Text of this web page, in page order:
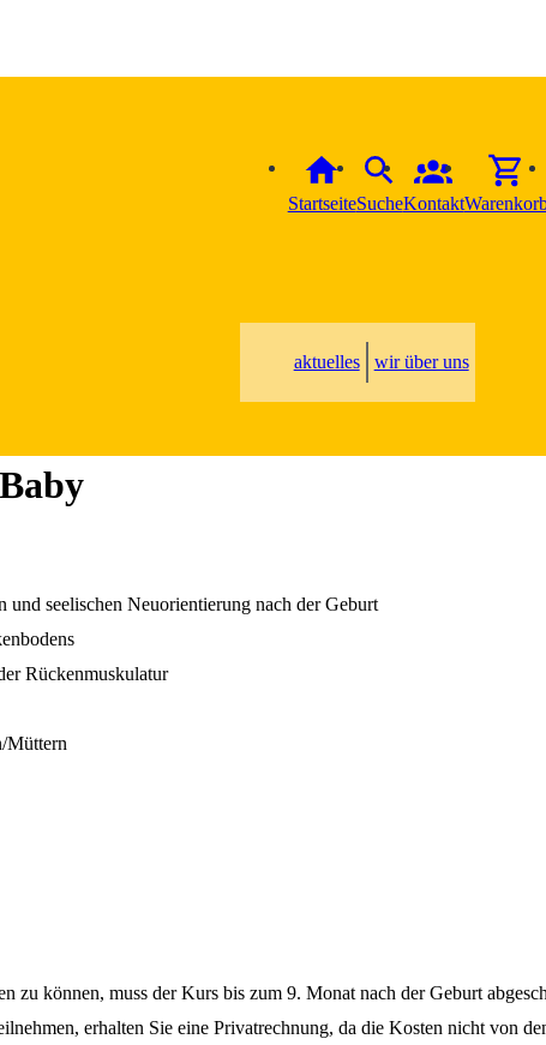
StartseiteSucheKontakt
aktuelles wir über uns
und seelischen Neuorientierung nach der Geburt
Rückenmuskulatur
Müttern
zu können, muss der Kurs bis zum 9. Monat nach der Geburt
erhalten Sie eine Privatrechnung, da die Kosten nicht von